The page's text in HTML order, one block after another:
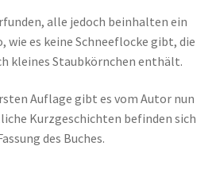
alle jedoch beinhalten ein
wie es keine Schneeflocke gibt, die
kleines Staubkörnchen enthält.
Auflage gibt es vom Autor nun
Kurzgeschichten befinden sich
des Buches.